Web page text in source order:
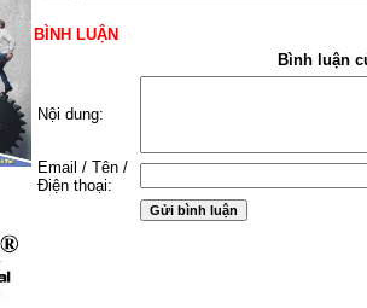
BÌNH LUẬN
Bình luận
Nội dung:
Email / Tên /
Điện thoại: